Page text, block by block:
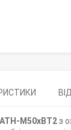
ATH-M50xBT2з